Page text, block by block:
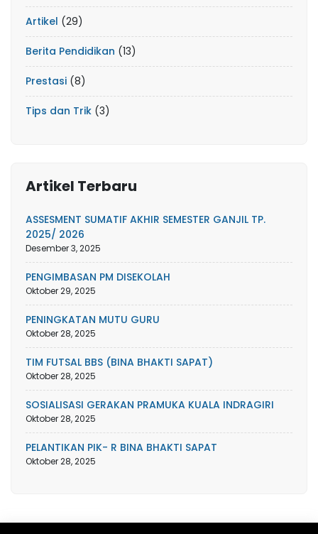
Artikel (29)
Berita Pendidikan (13)
Prestasi (8)
Tips dan Trik (3)
Artikel Terbaru
ASSESMENT SUMATIF AKHIR SEMESTER GANJIL TP.
2025/ 2026
Desember 3, 2025
PENGIMBASAN PM DISEKOLAH
Oktober 29, 2025
PENINGKATAN MUTU GURU
Oktober 28, 2025
TIM FUTSAL BBS (BINA BHAKTI SAPAT)
Oktober 28, 2025
SOSIALISASI GERAKAN PRAMUKA KUALA INDRAGIRI
Oktober 28, 2025
PELANTIKAN PIK- R BINA BHAKTI SAPAT
Oktober 28, 2025